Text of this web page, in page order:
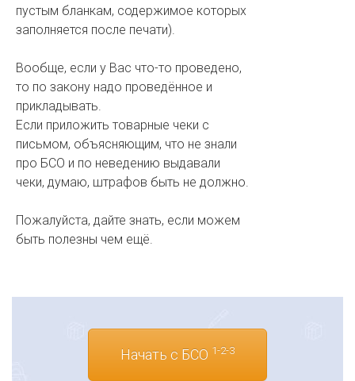
пустым бланкам, содержимое которых
заполняется после печати).
Вообще, если у Вас что-то проведено,
то по закону надо проведённое и
прикладывать.
Если приложить товарные чеки с
письмом, объясняющим, что не знали
про БСО и по неведению выдавали
чеки, думаю, штрафов быть не должно.
Пожалуйста, дайте знать, если можем
быть полезны чем ещё.
Начать с БСО 1-2-3